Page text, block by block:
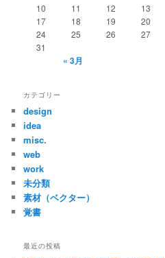
10
11 12 13
17
18 19 20
24
25 26 27
31
« 3月
カテゴリー
design
idea
misc.
web
work
未分類
素材（ベクター）
覚書
最近の投稿